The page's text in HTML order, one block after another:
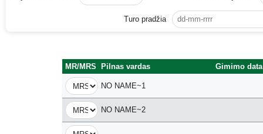
Turo pradžia
MR/MRS Pilnas vardas Gimimo data
NO NAME~1
NO NAME~2